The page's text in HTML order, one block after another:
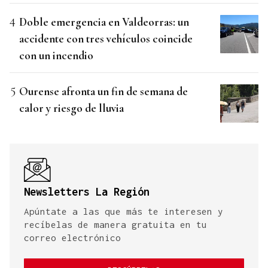
Doble emergencia en Valdeorras: un
accidente con tres vehículos coincide
con un incendio
Ourense afronta un fin de semana de
calor y riesgo de lluvia
Newsletters La Región
Apúntate a las que más te interesen y
recíbelas de manera gratuita en tu
correo electrónico